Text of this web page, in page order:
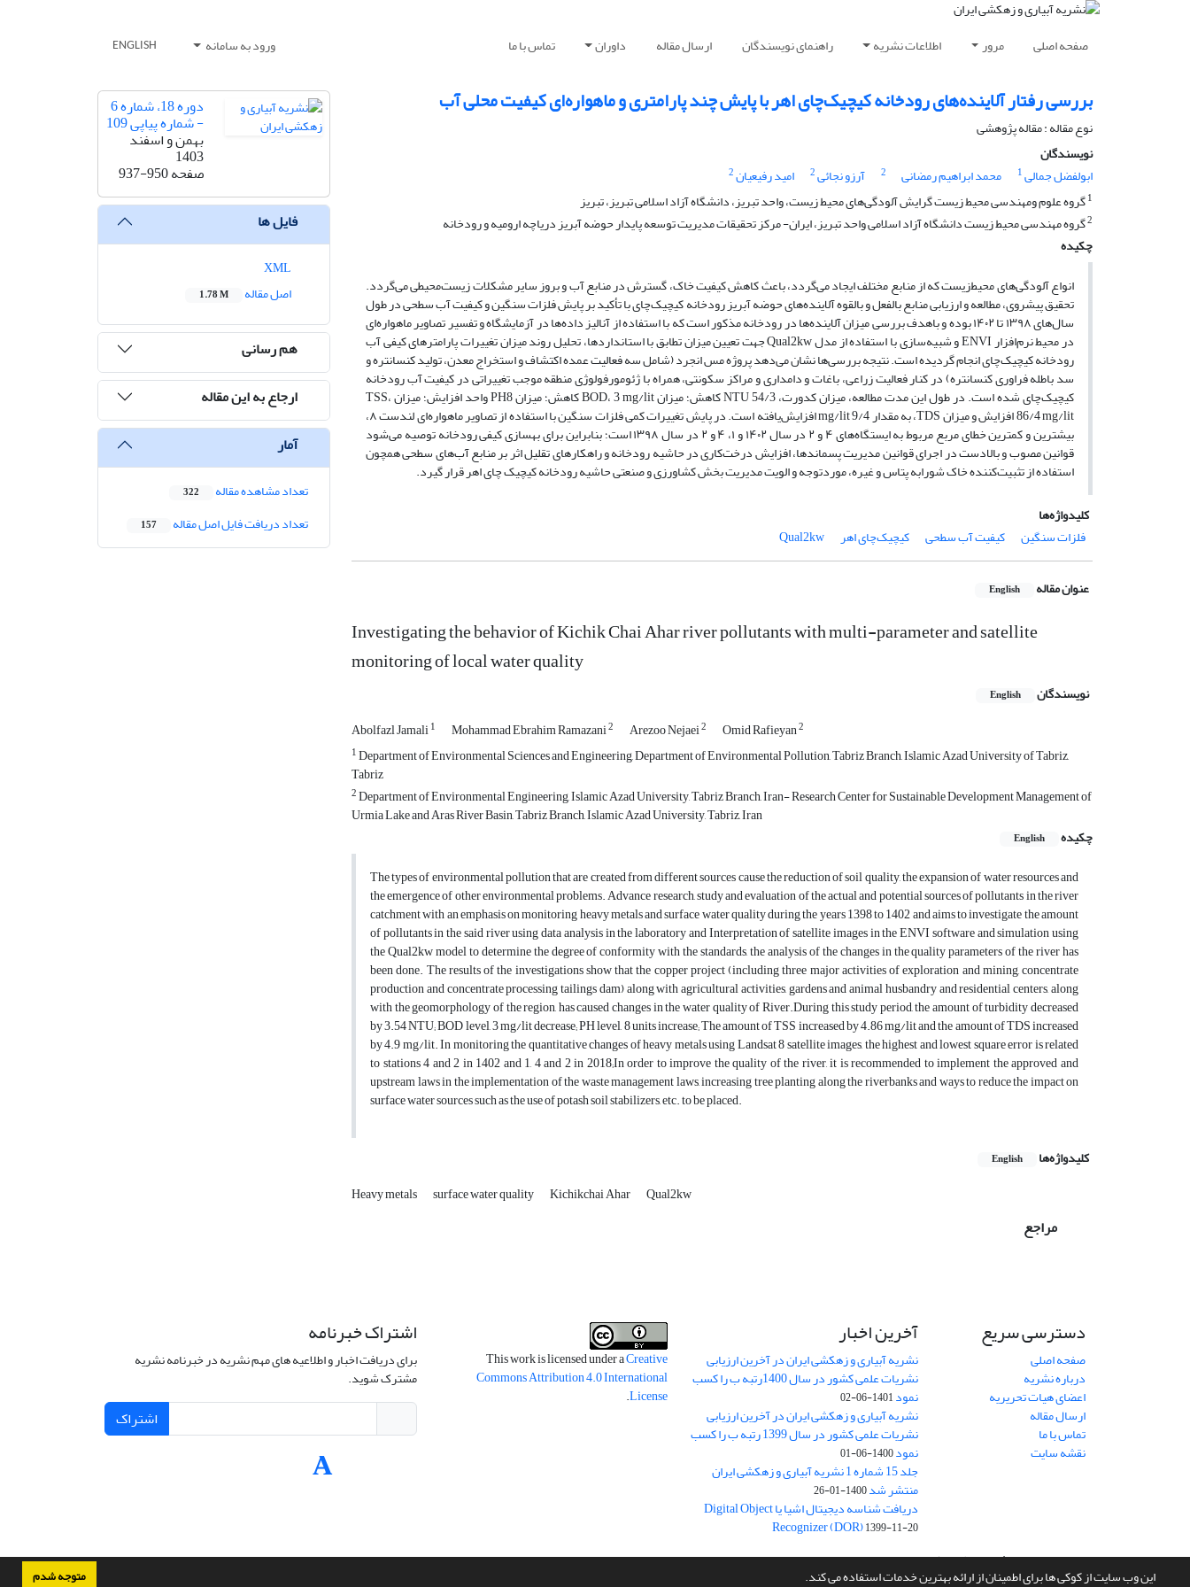
این وب سایت از کوکی ها برای اطمینان از ارائه بهترین خدمات استفاده می کند. متوجه شدم
صفحه اصلی مرور اطلاعات نشریه راهنمای نویسندگان ارسال مقاله داوران تماس با ما ورود به سامانه ENGLISH
بررسی رفتار آلاینده‌های رودخانه کیچیک‌چای اهر با پایش چند پارامتری و ماهواره‌ای کیفیت محلی آب
نوع مقاله : مقاله پژوهشی
نویسندگان
ابولفضل جمالی1 محمد ابراهیم رمضانی 2 آرزو نجائی2 امید رفیعیان2
1گروه علوم ومهندسی محیط زیست گرایش آلودگی‌های محیط زیست، واحد تبریز، دانشگاه آزاد اسلامی تبریز، تبریز
2گروه مهندسی محیط زیست دانشگاه آزاد اسلامی واحد تبریز، ایران- مرکز تحقیقات مدیریت توسعه پایدار حوضه آبریز دریاچه ارومیه و رودخانه
چکیده
انواع آلودگی‌های محیط‌زیست که از منابع مختلف ایجاد می‌گردد، باعث کاهش کیفیت خاک، گسترش در منابع آب و بروز سایر مشکلات زیست‌محیطی می‌گردد.
تحقیق پیشروی، مطالعه و ارزیابی منابع بالفعل و بالقوه آلاینده‌های حوضه آبریز رودخانه کیچیک‌چای با تأکید بر پایش فلزات سنگین و کیفیت آب سطحی در طول
سال‌های ۱۳۹۸ تا ۱۴۰۲ بوده و باهدف بررسی میزان آلاینده‌ها در رودخانه مذکور است که با استفاده از آنالیز داده‌ها در آزمایشگاه و تفسیر تصاویر ماهواره‌ای
در محیط نرم‌افزار ENVI و شبیه‌سازی با استفاده از مدل Qual2kw جهت تعیین میزان تطابق با استانداردها، تحلیل روند میزان تغییرات پارامترهای کیفی آب
رودخانه کیچیک‌چای انجام گردیده است. نتیجه بررسی‌ها نشان می‌دهد پروژه مس انجرد (شامل سه فعالیت عمده اکتشاف و استخراج معدن، تولید کنسانتره و
سد باطله فراوری کنسانتره) در کنار فعالیت زراعی، باغات و دامداری و مراکز سکونتی، همراه با ژئومورفولوژی منطقه موجب تغییراتی در کیفیت آب رودخانه
کیچیک‌چای شده است. در طول این مدت مطالعه، میزان کدورت، 54/3 NTU کاهش؛ میزان BOD، 3 mg/lit کاهش؛ میزان PH8 واحد افزایش؛ میزان TSS،
86/4 mg/lit افزایش و میزان TDS، به مقدار 9/4 mg/lit افزایش‌یافته است. در پایش تغییرات کمی فلزات سنگین با استفاده از تصاویر ماهواره‌ای لندست ۸،
بیشترین و کمترین خطای مربع مربوط به ایستگاه‌های ۴ و ۲ در سال ۱۴۰۲ و ۱، ۴ و ۲ در سال ۱۳۹۸ است؛ بنابراین برای بهسازی کیفی رودخانه توصیه می‌شود
قوانین مصوب و بالادست در اجرای قوانین مدیریت پسماندها، افزایش درخت‌کاری در حاشیه رودخانه و راهکارهای تقلیل اثر بر منابع آب‌های سطحی همچون
استفاده از تثبیت‌کننده خاک شورابه پتاس و غیره، موردتوجه و الویت مدیریت بخش کشاورزی و صنعتی حاشیه رودخانه کیچیک چای اهر قرار گیرد.
کلیدواژه‌ها
فلزات سنگین
کیفیت آب سطحی کیچیک‌چای اهر Qual2kw
عنوان مقاله English
Investigating the behavior of Kichik Chai Ahar river pollutants with multi-parameter and satellite
monitoring of local water quality
نویسندگان English
Abolfazl Jamali1 Mohammad Ebrahim Ramazani2 Arezoo Nejaei2 Omid Rafieyan2
1Department of Environmental Sciences and Engineering, Department of Environmental Pollution, Tabriz Branch, Islamic Azad University of Tabriz,
Tabriz
2Department of Environmental Engineering, Islamic Azad University, Tabriz Branch, Iran- Research Center for Sustainable Development Management of
Urmia Lake and Aras River Basin, Tabriz Branch, Islamic Azad University, Tabriz, Iran
چکیده
English
The types of environmental pollution that are created from different sources cause the reduction of soil quality, the expansion of water resources and
the emergence of other environmental problems. Advance research, study and evaluation of the actual and potential sources of pollutants in the river
catchment with an emphasis on monitoring heavy metals and surface water quality during the years 1398 to 1402 and aims to investigate the amount
of pollutants in the said river using data analysis in the laboratory and Interpretation of satellite images in the ENVI software and simulation using
the Qual2kw model to determine the degree of conformity with the standards, the analysis of the changes in the quality parameters of the river has
been done. The results of the investigations show that the copper project (including three major activities of exploration and mining, concentrate
production and concentrate processing tailings dam) along with agricultural activities, gardens and animal husbandry and residential centers, along
with the geomorphology of the region, has caused changes in the water quality of River.During this study period, the amount of turbidity decreased
by 3.54 NTU; BOD level, 3 mg/lit decrease; PH level, 8 units increase; The amount of TSS increased by 4.86 mg/lit and the amount of TDS increased
by 4.9 mg/lit. In monitoring the quantitative changes of heavy metals using Landsat 8 satellite images, the highest and lowest square error is related
to stations 4 and 2 in 1402 and 1, 4 and 2 in 2018;In order to improve the quality of the river, it is recommended to implement the approved and
upstream laws in the implementation of the waste management laws, increasing tree planting along the riverbanks and ways to reduce the impact on
surface water sources such as the use of potash soil stabilizers, etc. to be placed.
کلیدواژه‌ها English
Heavy metals surface water quality Kichikchai Ahar Qual2kw
مراجع
دوره 18، شماره 6
- شماره پیاپی 109
بهمن و اسفند
1403
صفحه937-950
فایل ها
اصل مقاله
1.78 M
هم رسانی
ارجاع به این مقاله
آمار
تعداد مشاهده مقاله 322
تعداد دریافت فایل اصل مقاله 157
دسترسی سریع
صفحه اصلی
درباره نشریه
اعضای هیات تحریریه
ارسال مقاله
تماس با ما
نقشه سایت
آخرین اخبار
نشریه آبیاری و زهکشی ایران در آخرین ارزیابی
نشریات علمی کشور در سال 1400رتبه ب را کسب
نمود1401-06-02
نشریه آبیاری و زهکشی ایران در آخرین ارزیابی
نشریات علمی کشور در سال 1399 رتبه ب را کسب
نمود1400-06-01
جلد 15 شماره 1 نشریه آبیاری و زهکشی ایران
منتشر شد1400-01-26
دریافت شناسه دیجیتال اشیا یا Digital Object
Recognizer (DOR)1399-11-20
This work is licensed under aCreative
Commons Attribution 4.0 International
License
.
اشتراک خبرنامه
برای دریافت اخبار و اطلاعیه های مهم نشریه در خبرنامه نشریه
مشترک شوید.
اشتراک
سامانه مدیریت نشریات علمی.طراحی و پیاده سازی ازسیناوب